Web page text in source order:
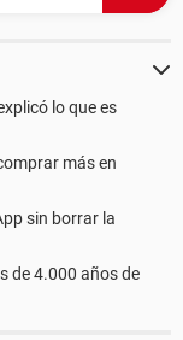
lo que es
más en
sin borrar la
de 4.000 años de